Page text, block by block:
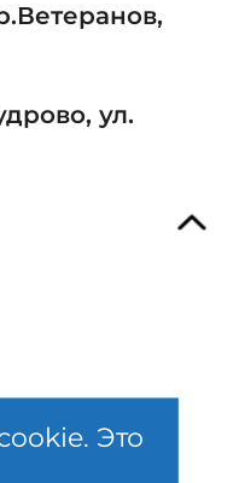
ул.
Это